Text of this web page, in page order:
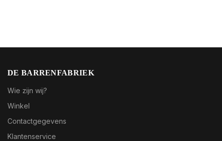
DE BARRENFABRIEK
Wie zijn wij?
Winkel
Contactgegevens
Klantenservice